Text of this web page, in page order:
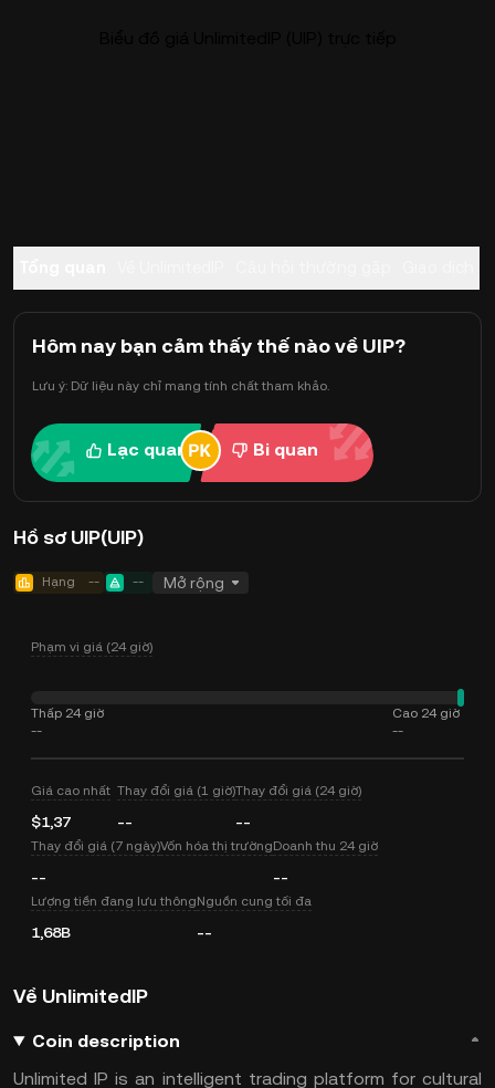
Hôm nay bạn cảm thấy thế nào về UIP?
Lưu ý: Dữ liệu này chỉ mang tính chất tham khảo.
Lạc quan Bi quan
Hồ sơ UIP(UIP)
Hạng -- -- Mở rộng
Phạm vi giá (24 giờ)
Thấp 24 giờ
--
Cao 24 giờ
--
Giá cao nhất
$1,37
Thay đổi giá (1 giờ)
--
Thay đổi giá (24 giờ)
--
Thay đổi giá (7 ngày)
--
Vốn hóa thị trườngDoanh thu 24 giờ
--
Lượng tiền đang lưu thông
1,68B
Nguồn cung tối đa
--
Về UnlimitedIP
Coin description
Unlimited IP is an intelligent trading platform for cultural